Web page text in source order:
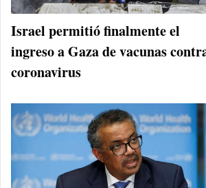
Israel permitió finalmente el
ingreso a Gaza de vacunas
coronavirus